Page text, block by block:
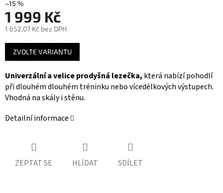
–15 %
1 999 Kč
1 652,07 Kč bez DPH
Měrná
cena:
ZVOLTE VARIANTU
Univerzální a velice prodyšná lezečka, která nabízí pohodlí
při dlouhém dlouhém tréninku nebo vícedélkových výstupech.
Vhodná na skály i stěnu.
Detailní informace
ZEPTAT SE HLÍDAT SDÍLET